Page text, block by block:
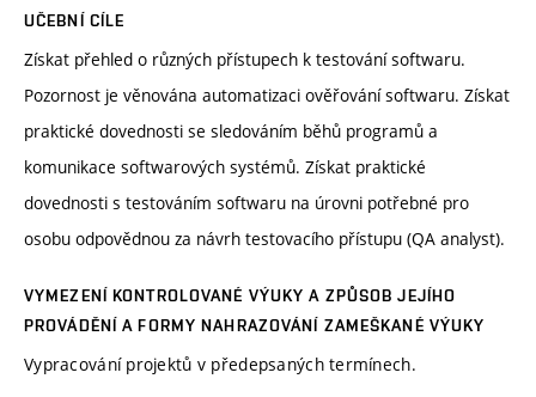
UČEBNÍ CÍLE
Získat přehled o různých přístupech k testování softwaru.
Pozornost je věnována automatizaci ověřování softwaru. Získat
praktické dovednosti se sledováním běhů programů a
komunikace softwarových systémů. Získat praktické
dovednosti s testováním softwaru na úrovni potřebné pro
osobu odpovědnou za návrh testovacího přístupu (QA analyst).
VYMEZENÍ KONTROLOVANÉ VÝUKY A ZPŮSOB JEJÍHO
PROVÁDĚNÍ A FORMY NAHRAZOVÁNÍ ZAMEŠKANÉ VÝUKY
Vypracování projektů v předepsaných termínech.